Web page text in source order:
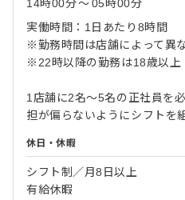
14時00分〜05時00分
実働時間：1日あたり8時間
※勤務時間は店舗によって異
※22時以降の勤務は18歳以上
1店舗に2名〜5名の正社員を
担が偏らないようにシフトを
休日・休暇
シフト制／月8日以上
有給休暇